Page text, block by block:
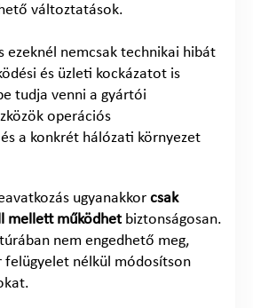
változtatások.
ezeknél nemcsak technikai hibát
és üzleti kockázatot is
tudja venni a gyártói
operációs
a konkrét hálózati környezet
ugyanakkor csak
mellett működhetbiztonságosan.
nem engedhető meg,
felügyelet nélkül módosítson